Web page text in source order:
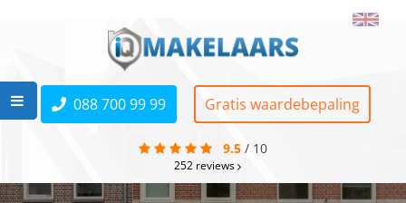
088 700 99 99 Gratis waardebepaling
9.5 / 10
252 reviews